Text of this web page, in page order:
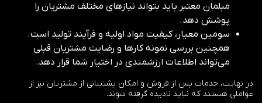
مبلمان معتبر باید بتواند نیازهای مختلف مشتریان را
پوشش دهد.
سومین معیار، کیفیت مواد اولیه و فرآیند تولید است.
همچنین بررسی نمونه کارها و رضایت مشتریان قبلی
می‌تواند اطلاعات ارزشمندی در اختیار شما قرار دهد.
در نهایت، خدمات پس از فروش و امکان پشتیبانی از مشتریان نیز از
عواملی هستند که نباید نادیده گرفته شوند.